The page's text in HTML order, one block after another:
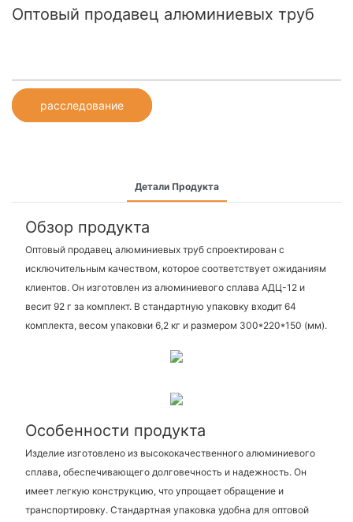
Оптовый продавец алюминиевых труб
расследование
Детали Продукта
Обзор продукта
Оптовый продавец алюминиевых труб спроектирован с
исключительным качеством, которое соответствует ожиданиям
клиентов. Он изготовлен из алюминиевого сплава АДЦ-12 и
весит 92 г за комплект. В стандартную упаковку входит 64
комплекта, весом упаковки 6,2 кг и размером 300*220*150 (мм).
Особенности продукта
Изделие изготовлено из высококачественного алюминиевого
сплава, обеспечивающего долговечность и надежность. Он
имеет легкую конструкцию, что упрощает обращение и
транспортировку. Стандартная упаковка удобна для оптовой